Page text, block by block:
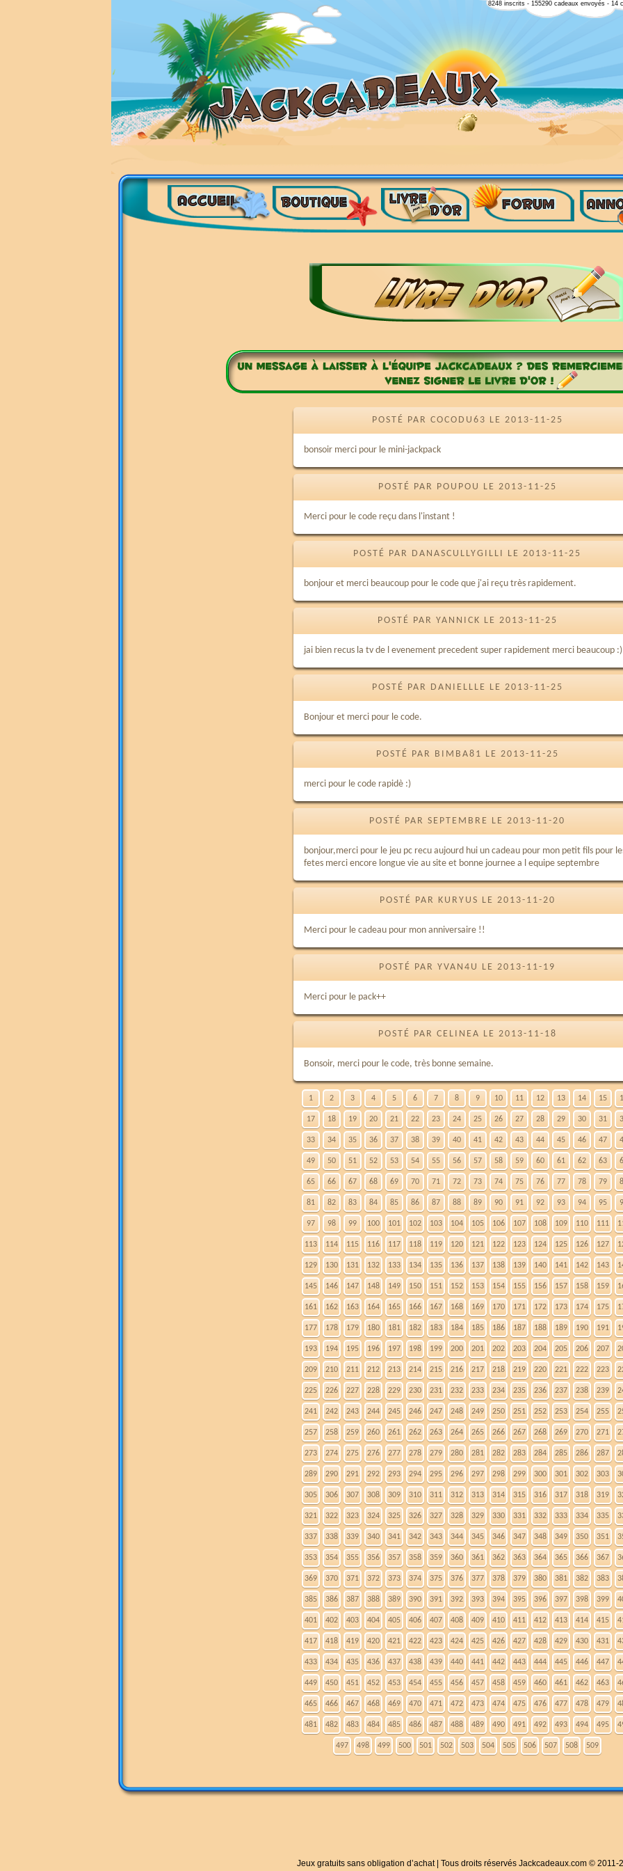
8248 inscrits - 155290 cadeaux envoyés - 14
POSTÉ PAR COCODU63 LE 2013-11-25
bonsoir merci pour le mini-jackpack
POSTÉ PAR POUPOU LE 2013-11-25
Merci pour le code reçu dans l'instant !
POSTÉ PAR DANASCULLYGILLI LE 2013-11-25
bonjour et merci beaucoup pour le code que j'ai reçu très rapidement.
POSTÉ PAR YANNICK LE 2013-11-25
jai bien recus la tv de l evenement precedent super rapidement merci beaucoup :)
POSTÉ PAR DANIELLLE LE 2013-11-25
Bonjour et merci pour le code.
POSTÉ PAR BIMBA81 LE 2013-11-25
merci pour le code rapidè :)
POSTÉ PAR SEPTEMBRE LE 2013-11-20
bonjour,merci pour le jeu pc recu aujourd hui un cadeau pour mon petit fils pour
fetes merci encore longue vie au site et bonne journee a l equipe septembre
POSTÉ PAR KURYUS LE 2013-11-20
Merci pour le cadeau pour mon anniversaire !!
POSTÉ PAR YVAN4U LE 2013-11-19
Merci pour le pack++
POSTÉ PAR CELINEA LE 2013-11-18
Bonsoir, merci pour le code, très bonne semaine.
1 2 3 4 5 6 7 8 9 10 11 12 13 14 15
17 18 19 20 21 22 23 24 25 26 27 28 29 30 31
33 34 35 36 37 38 39 40 41 42 43 44 45 46 47
49 50 51 52 53 54 55 56 57 58 59 60 61 62 63
65 66 67 68 69 70 71 72 73 74 75 76 77 78 79
81 82 83 84 85 86 87 88 89 90 91 92 93 94 95
97 98 99 100 101 102 103 104 105 106 107 108 109 110 111
113 114 115 116 117 118 119 120 121 122 123 124 125 126 127
129 130 131 132 133 134 135 136 137 138 139 140 141 142 143
145 146 147 148 149 150 151 152 153 154 155 156 157 158 159
161 162 163 164 165 166 167 168 169 170 171 172 173 174 175
177 178 179 180 181 182 183 184 185 186 187 188 189 190 191
193 194 195 196 197 198 199 200 201 202 203 204 205 206 207
209 210 211 212 213 214 215 216 217 218 219 220 221 222 223
225 226 227 228 229 230 231 232 233 234 235 236 237 238 239
241 242 243 244 245 246 247 248 249 250 251 252 253 254 255
257 258 259 260 261 262 263 264 265 266 267 268 269 270 271
273 274 275 276 277 278 279 280 281 282 283 284 285 286 287
289 290 291 292 293 294 295 296 297 298 299 300 301 302 303
305 306 307 308 309 310 311 312 313 314 315 316 317 318 319
321 322 323 324 325 326 327 328 329 330 331 332 333 334 335
337 338 339 340 341 342 343 344 345 346 347 348 349 350 351
353 354 355 356 357 358 359 360 361 362 363 364 365 366 367
369 370 371 372 373 374 375 376 377 378 379 380 381 382 383
385 386 387 388 389 390 391 392 393 394 395 396 397 398 399
401 402 403 404 405 406 407 408 409 410 411 412 413 414 415
417 418 419 420 421 422 423 424 425 426 427 428 429 430 431
433 434 435 436 437 438 439 440 441 442 443 444 445 446 447
449 450 451 452 453 454 455 456 457 458 459 460 461 462 463
465 466 467 468 469 470 471 472 473 474 475 476 477 478 479
481 482 483 484 485 486 487 488 489 490 491 492 493 494 495
497 498 499 500 501 502 503 504 505 506 507 508 509
Jeux gratuits sans obligation d’achat | Tous droits réservés Jackcadeaux.com © 2011-